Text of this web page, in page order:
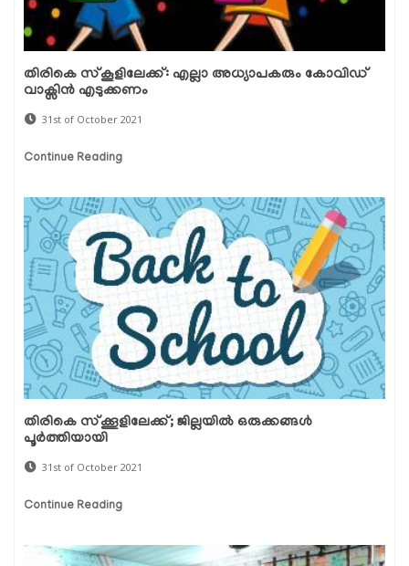
തിരികെ സ്‌കൂളിലേക്ക്: എല്ലാ അധ്യാപകരും കോവിഡ്
വാക്സിന്‍ എടുക്കണം
31st of October 2021
Continue Reading
തിരികെ സ്‌ക്കൂളിലേക്ക്; ജില്ലയില്‍ ഒരുക്കങ്ങള്‍
പൂര്‍ത്തിയായി
31st of October 2021
Continue Reading